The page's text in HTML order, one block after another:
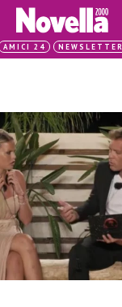
AMICI 24 NEWSLETTER